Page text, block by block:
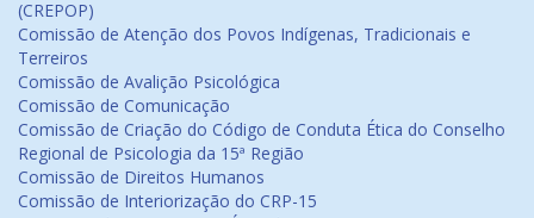
(CREPOP)
Comissão de Atenção dos Povos Indígenas, Tradicionais e
Terreiros
Comissão de Avalição Psicológica
Comissão de Comunicação
Comissão de Criação do Código de Conduta Ética do Conselho
Regional de Psicologia da 15ª Região
Comissão de Direitos Humanos
Comissão de Interiorização do CRP-15